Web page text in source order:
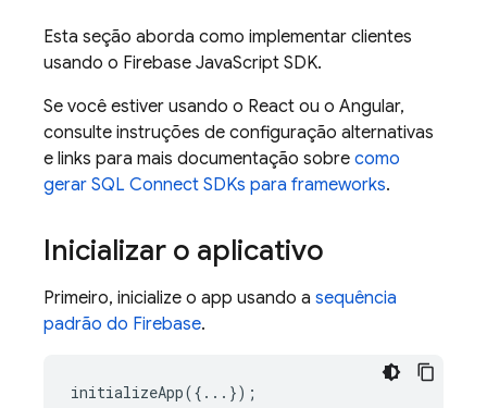
Esta seção aborda como implementar clientes
usando o Firebase JavaScript SDK.
Se você estiver usando o React ou o Angular,
consulte instruções de configuração alternativas
e links para mais documentação sobre como
gerar SQL Connect SDKs para frameworks.
Inicializar o aplicativo
Primeiro, inicialize o app usando a sequência
padrão do Firebase.
initializeApp({...});